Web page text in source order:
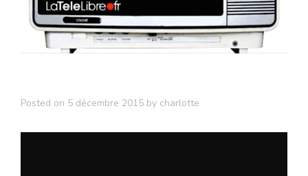
Posted on 5 décembre 2015 by charlotte